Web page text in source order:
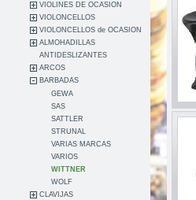
VIOLINES DE OCASION
VIOLONCELLOS
VIOLONCELLOS de OCASION
ALMOHADILLAS
ANTIDESLIZANTES
ARCOS
BARBADAS
GEWA
SAS
SATTLER
STRUNAL
VARIAS MARCAS
VARIOS
WITTNER
WOLF
CLAVIJAS